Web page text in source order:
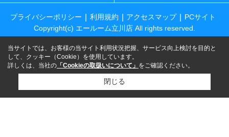
プライバシーポリシー 利用規約 アクセスマップ
PCサイト
Copyright(c) エールーム立川店 All rights reserved.
当サイトでは、お客様の当サイト利用状況把握、サービス向上検討を目的と
して、クッキー（Cookie）を使用しています。
詳しくは、当社の 「Cookieの取扱いについて」 をご確認ください。
閉じる